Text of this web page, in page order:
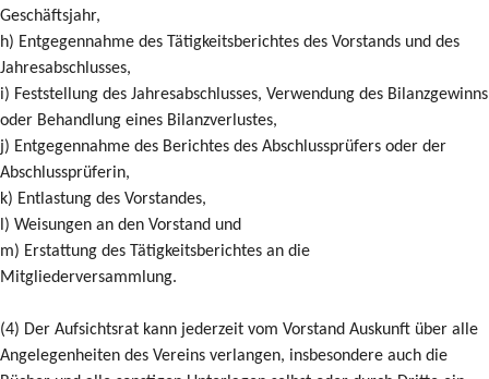
Geschäftsjahr,
h) Entgegennahme des Tätigkeitsberichtes des Vorstands und des
Jahresabschlusses,
i) Feststellung des Jahresabschlusses, Verwendung des Bilanzgewinns
oder Behandlung eines Bilanzverlustes,
j) Entgegennahme des Berichtes des Abschlussprüfers oder der
Abschlussprüferin,
k) Entlastung des Vorstandes,
l) Weisungen an den Vorstand und
m) Erstattung des Tätigkeitsberichtes an die
Mitgliederversammlung.
(4) Der Aufsichtsrat kann jederzeit vom Vorstand Auskunft über alle
Angelegenheiten des Vereins verlangen, insbesondere auch die